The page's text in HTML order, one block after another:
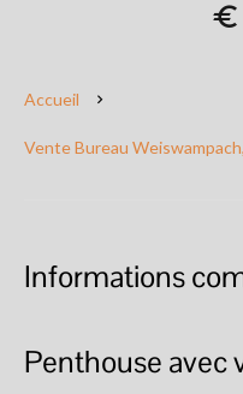
Accueil
Vente Bureau
Informations
Penthouse avec